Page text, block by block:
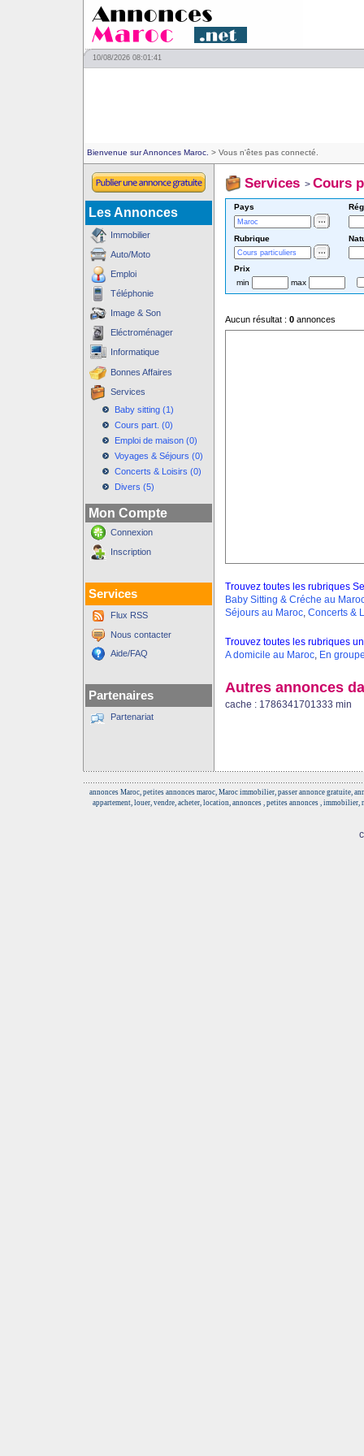
10/08/2026 08:01:41
Bienvenue sur Annonces Maroc. > Vous n'êtes pas connecté.
Les Annonces
Immobilier
Auto/Moto
Emploi
Téléphonie
Image & Son
Eléctroménager
Informatique
Bonnes Affaires
Services
Baby sitting (1)
Cours part. (0)
Emploi de maison (0)
Voyages & Séjours (0)
Concerts & Loisirs (0)
Divers (5)
Mon Compte
Connexion
Inscription
Services
Flux RSS
Nous contacter
Aide/FAQ
Partenaires
Partenariat
Services> Cours
Pays
Rubrique
Prix
min
max
Aucun résultat : 0annonces
Trouvez toutes les rubriques
Baby Sitting & Créche au
Séjours au Maroc, Concerts &
Trouvez toutes les rubriques
A domicile au Maroc, En
Autres annonces
cache : 1786341701333 min
annonces Maroc, petites annonces maroc, Maroc immobilier, passer annonce gratuite,
appartement, louer, vendre, acheter, location, annonces , petites annonces ,